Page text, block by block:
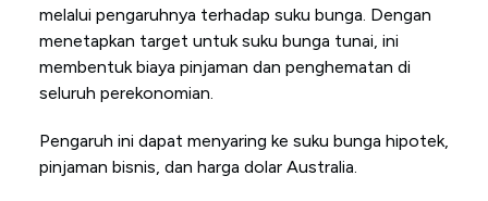
melalui pengaruhnya terhadap suku bunga. Dengan
menetapkan target untuk suku bunga tunai, ini
membentuk biaya pinjaman dan penghematan di
seluruh perekonomian.
Pengaruh ini dapat menyaring ke suku bunga hipotek,
pinjaman bisnis, dan harga dolar Australia.